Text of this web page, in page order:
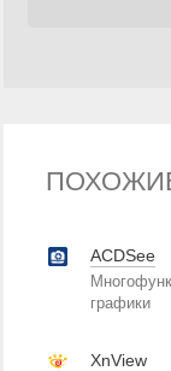
ACDSee
графики
XnView